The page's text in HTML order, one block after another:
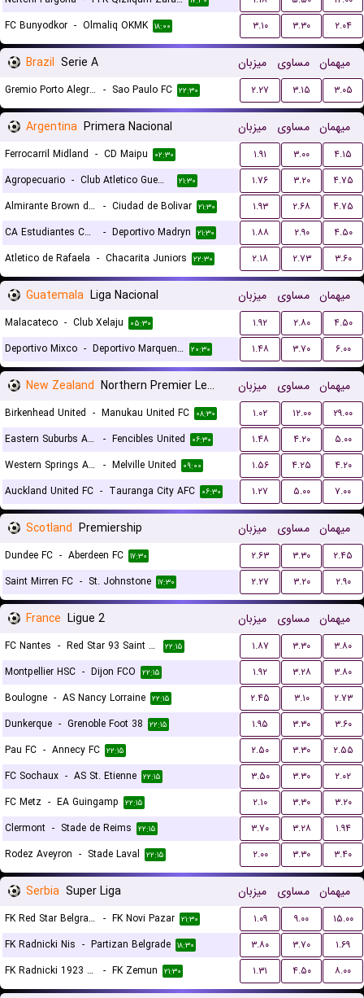
FC Bunyodkor - Olmaliq OKMK ۱۸:۰۰ ۳.۱۰ ۳.۳۰ ۲.۰۴
Brazil Serie A میزبان مساوی میهمان
Gremio Porto Alegrense RS - Sao Paulo FC ۲۲:۳۰ ۲.۲۷ ۳.۱۵ ۳.۰۵
Argentina Primera Nacional میزبان مساوی میهمان
Ferrocarril Midland - CD Maipu ۰۲:۳۰ ۱.۹۱ ۳.۰۰
۴.۱۵
Agropecuario - Club Atletico Guemes ۲۱:۳۰ ۱.۷۶ ۳.۲۰
۴.۷۵
Almirante Brown de Lules - Ciudad de Bolivar ۲۱:۳۰ ۱.۹۳ ۲.۶۸
۴.۷۵
CA Estudiantes Caseros
- Deportivo Madryn ۲۱:۳۰ ۱.۸۸ ۲.۹۰
۴.۵۰
Atletico de Rafaela - Chacarita Juniors ۲۲:۳۰ ۲.۱۸ ۲.۷۳ ۳.۶۰
Guatemala Liga Nacional میزبان مساوی میهمان
Malacateco - Club Xelaju ۰۵:۳۰ ۱.۹۲ ۲.۸۰
۴.۵۰
Deportivo Mixco - Deportivo Marquense ۲۰:۳۰ ۱.۴۸ ۳.۷۰ ۶.۰۰
New Zealand Northern Premier League میزبان مساوی میهمان
Birkenhead United - Manukau United FC ۰۸:۳۰ ۱.۰۲ ۱۲.۰۰
۲۹.۰۰
Eastern Suburbs Auckland AFC
- Fencibles United ۰۶:۳۰ ۱.۴۸ ۴.۲۰
۵.۰۰
Western Springs AFC - Melville United ۰۹:۰۰ ۱.۵۶ ۴.۲۵
۴.۲۰
Auckland United FC - Tauranga City AFC ۰۶:۳۰ ۱.۲۷ ۵.۰۰ ۷.۰۰
Scotland Premiership میزبان مساوی میهمان
Dundee FC - Aberdeen FC ۱۷:۳۰ ۲.۶۳ ۳.۳۰
۲.۴۵
Saint Mirren FC - St. Johnstone ۱۷:۳۰ ۲.۲۷ ۳.۲۰ ۲.۹۰
France Ligue 2 میزبان مساوی میهمان
FC Nantes - Red Star 93 Saint Ouen ۲۲:۱۵ ۱.۸۷ ۳.۳۰
۳.۸۰
Montpellier HSC - Dijon FCO ۲۲:۱۵ ۱.۹۲ ۳.۲۸
۳.۸۰
Boulogne - AS Nancy Lorraine ۲۲:۱۵ ۲.۴۵ ۳.۱۰
۲.۷۳
Dunkerque - Grenoble Foot 38 ۲۲:۱۵ ۱.۹۵ ۳.۳۰
۳.۶۰
Pau FC - Annecy FC ۲۲:۱۵ ۲.۵۰ ۳.۳۰
۲.۵۵
FC Sochaux - AS St. Etienne ۲۲:۱۵ ۳.۵۰ ۳.۳۰
۲.۰۲
FC Metz - EA Guingamp ۲۲:۱۵ ۲.۱۰ ۳.۳۰
۳.۲۰
Clermont - Stade de Reims ۲۲:۱۵ ۳.۷۰ ۳.۲۸
۱.۹۴
Rodez Aveyron - Stade Laval ۲۲:۱۵ ۲.۰۰ ۳.۳۰ ۳.۴۰
Serbia Super Liga میزبان مساوی میهمان
FK Red Star Belgrade (Crvena Zvezda) - FK Novi Pazar ۲۱:۳۰ ۱.۰۹ ۹.۰۰
۱۵.۰۰
FK Radnicki Nis - Partizan Belgrade ۱۸:۳۰ ۳.۸۰ ۳.۷۰
۱.۶۹
FK Radnicki 1923 Kragujevac
- FK Zemun ۲۱:۳۰ ۱.۳۱ ۴.۵۰ ۸.۰۰